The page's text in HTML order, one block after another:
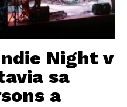
Night v
sa
a